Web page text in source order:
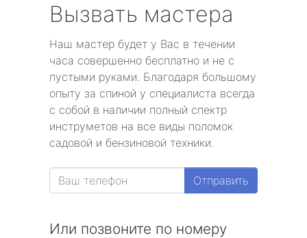
Вызвать мастера
Наш мастер будет у Вас в течении
часа совершенно бесплатно и не с
пустыми руками. Благодаря большому
опыту за спиной у специалиста всегда
с собой в наличии полный спектр
инструметов на все виды поломок
садовой и бензиновой техники.
Отправить
Или позвоните по номеру